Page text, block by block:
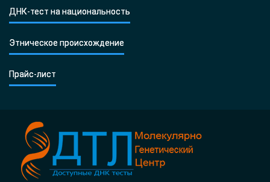
ДНК-тест на национальность
Этническое происхождение
Прайс-лист